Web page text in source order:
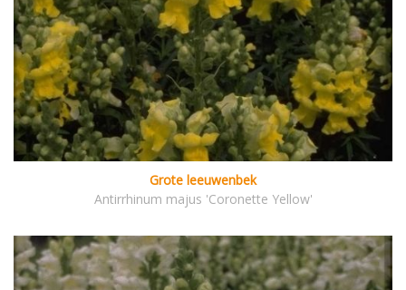
Grote leeuwenbek
Antirrhinum majus 'Coronette Yellow'